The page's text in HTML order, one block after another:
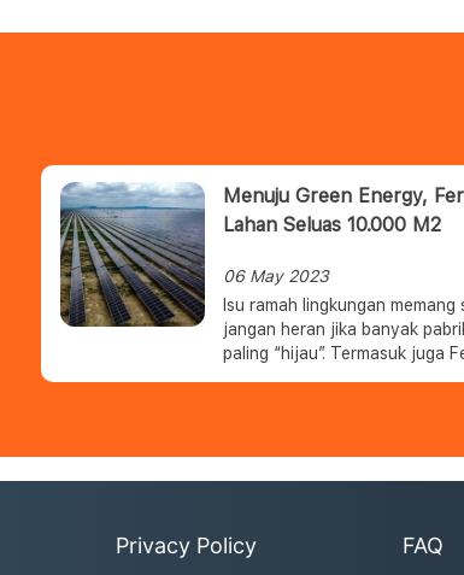
Menuju Green Energy,
Lahan Seluas 10.000 M2
06 May 2023
Isu ramah lingkungan
jangan heran jika banyak
paling “hijau”. Termasuk juga
Privacy Policy FAQ